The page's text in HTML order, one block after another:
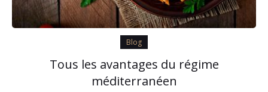
Blog
Tous les avantages du régime
méditerranéen